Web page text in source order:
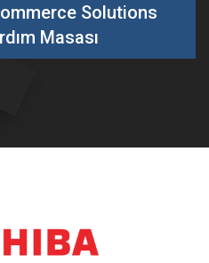
Solutions
Masası